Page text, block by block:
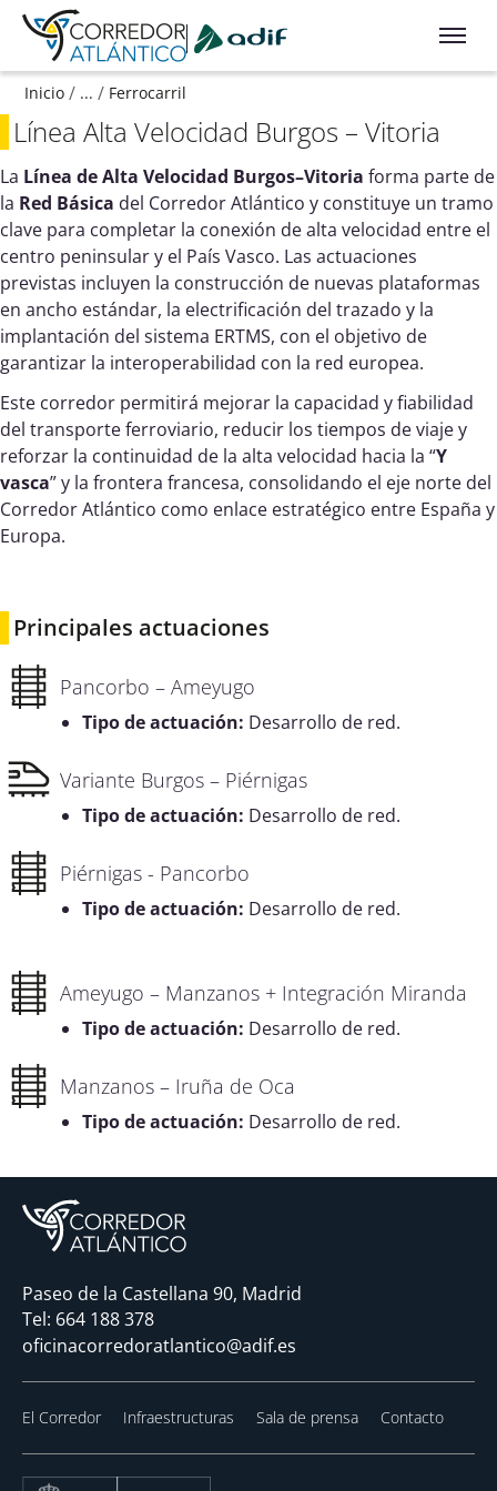
Ir a contenido principal
Inicio / ... / Ferrocarril
Línea Alta Velocidad Burgos – Vitoria
La Línea de Alta Velocidad Burgos–Vitoria forma parte de
la Red Básica del Corredor Atlántico y constituye un tramo
clave para completar la conexión de alta velocidad entre el
centro peninsular y el País Vasco. Las actuaciones
previstas incluyen la construcción de nuevas plataformas
en ancho estándar, la electrificación del trazado y la
implantación del sistema ERTMS, con el objetivo de
garantizar la interoperabilidad con la red europea.
Este corredor permitirá mejorar la capacidad y fiabilidad
del transporte ferroviario, reducir los tiempos de viaje y
reforzar la continuidad de la alta velocidad hacia la “Y
vasca” y la frontera francesa, consolidando el eje norte del
Corredor Atlántico como enlace estratégico entre España y
Europa.
Principales actuaciones
Pancorbo – Ameyugo
Tipo de actuación: Desarrollo de red.
Variante Burgos – Piérnigas
Tipo de actuación: Desarrollo de red.
Piérnigas - Pancorbo
Tipo de actuación: Desarrollo de red.
Ameyugo – Manzanos + Integración Miranda
Tipo de actuación: Desarrollo de red.
Manzanos – Iruña de Oca
Tipo de actuación: Desarrollo de red.
Paseo de la Castellana 90, Madrid
Tel: 664 188 378
oficinacorredoratlantico@adif.es
El Corredor Infraestructuras Sala de prensa Contacto